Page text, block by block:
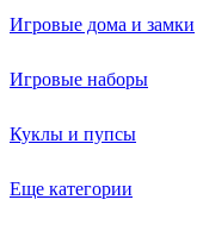
Игровые дома и замки
Игровые наборы
Куклы и пупсы
Еще категории